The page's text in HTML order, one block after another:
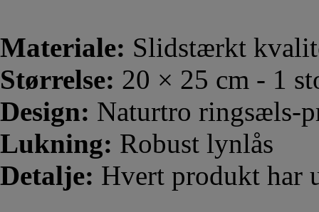
Materiale: Slidstærkt
Størrelse: 20 × 25 cm - 1
Design: Naturtro ringsæls-
Lukning: Robust lynlås
Detalje: Hvert produkt har